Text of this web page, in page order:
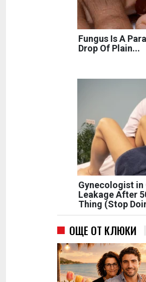
Fungus Is A
Drop Of Plain...
Gynecologist in
Leakage After
Thing (Stop
ОЩЕ ОТ КЛЮКИ